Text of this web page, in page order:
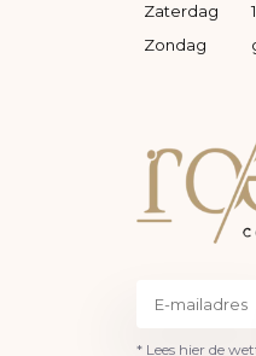
Zaterdag
Zondag
* Lees hier de